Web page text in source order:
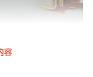
也是有小技巧和
容